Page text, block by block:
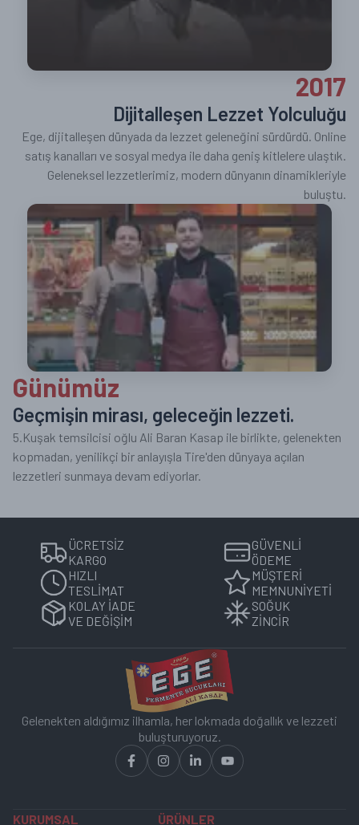
2017
Dijitalleşen Lezzet Yolculuğu
Ege, dijitalleşen dünyada da lezzet geleneğini sürdürdü. Online
satış kanalları ve sosyal medya ile daha geniş kitlelere ulaştık.
Geleneksel lezzetlerimiz, modern dünyanın dinamikleriyle
buluştu.
Günümüz
Geçmişin mirası, geleceğin lezzeti.
5.Kuşak temsilcisi oğlu Ali Baran Kasap ile birlikte, gelenekten
kopmadan, yenilikçi bir anlayışla Tire'den dünyaya açılan
lezzetleri sunmaya devam ediyorlar.
ÜCRETSİZ
KARGO
GÜVENLİ
ÖDEME
HIZLI
TESLİMAT
MÜŞTERİ
MEMNUNİYETİ
KOLAY İADE
VE DEĞİŞİM
SOĞUK
ZİNCİR
Gelenekten aldığımız ilhamla, her lokmada doğallık ve lezzeti
buluşturuyoruz.
KURUMSAL ÜRÜNLER